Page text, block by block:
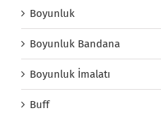
Boyunluk
Boyunluk Bandana
Boyunluk İmalatı
Buff